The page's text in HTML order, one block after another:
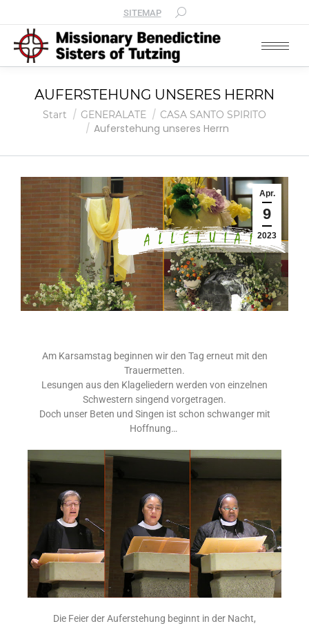
SITEMAP
AUFERSTEHUNG UNSERES HERRN
Sie befinden sich hier:
Start GENERALATE CASA SANTO SPIRITO
Auferstehung unseres Herrn
Apr.
9
2023
Am Karsamstag beginnen wir den Tag erneut mit den
Trauermetten.
Lesungen aus den Klageliedern werden von einzelnen
Schwestern singend vorgetragen.
Doch unser Beten und Singen ist schon schwanger mit
Hoffnung…
Die Feier der Auferstehung beginnt in der Nacht,